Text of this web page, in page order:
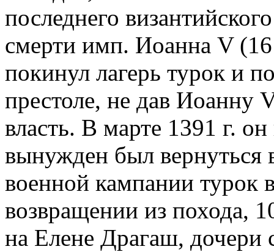
последнего
смерти имп. Иоанна V
покинул лагерь турок и
престоле, не дав Иоанну
власть. В марте 1391 г.
вынужден был
военной кампании
возвращении из похода,
на Елене Драгаш, дочери